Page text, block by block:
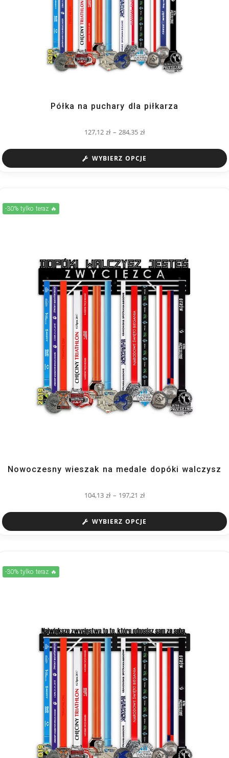
Półka na puchary dla piłkarza
127,12zł – 284,35zł
WYBIERZ OPCJE
-30% tylko teraz 🔥
Nowoczesny wieszak na medale dopóki walczysz
104,13zł – 197,21zł
WYBIERZ OPCJE
-30% tylko teraz 🔥